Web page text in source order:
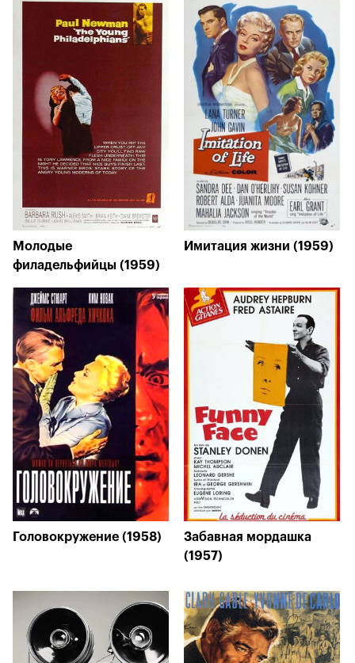
Молодые
филадельфийцы (1959)
Имитация жизни (1959)
Головокружение (1958)
Забавная мордашка
(1957)